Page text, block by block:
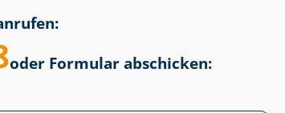
oder Formular abschicken: